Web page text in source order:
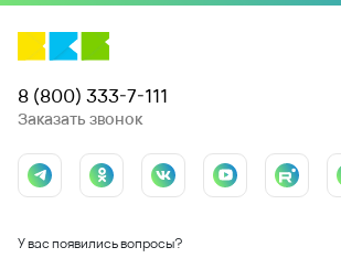
8 (800) 333-7-111
Заказать звонок
У вас появились вопросы?